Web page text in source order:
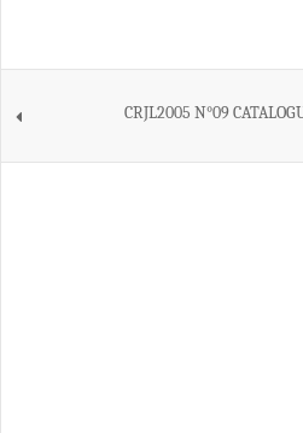
CRJL2005 N°09